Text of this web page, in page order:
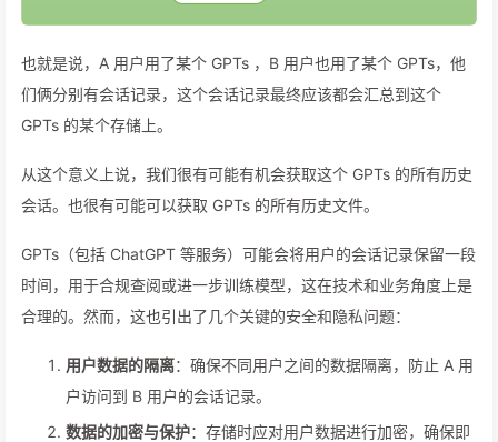
也就是说，A 用户用了某个 GPTs ，B 用户也用了某个 GPTs，他
们俩分别有会话记录，这个会话记录最终应该都会汇总到这个
GPTs 的某个存储上。
从这个意义上说，我们很有可能有机会获取这个 GPTs 的所有历史
会话。也很有可能可以获取 GPTs 的所有历史文件。
GPTs（包括 ChatGPT 等服务）可能会将用户的会话记录保留一段
时间，用于合规查阅或进一步训练模型，这在技术和业务角度上是
合理的。然而，这也引出了几个关键的安全和隐私问题：
用户数据的隔离：确保不同用户之间的数据隔离，防止 A 用
户访问到 B 用户的会话记录。
数据的加密与保护：存储时应对用户数据进行加密，确保即